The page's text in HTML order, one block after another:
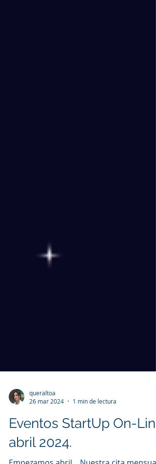
queraltoa
1 min de lectura
Eventos StartUp On-Line